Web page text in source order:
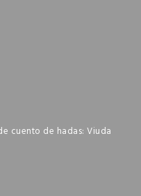
cuento de hadas: Viuda